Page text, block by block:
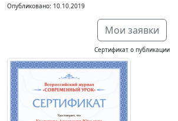
Опубликовано: 10.10.2019
Мои заявки
Сертификат о публикации